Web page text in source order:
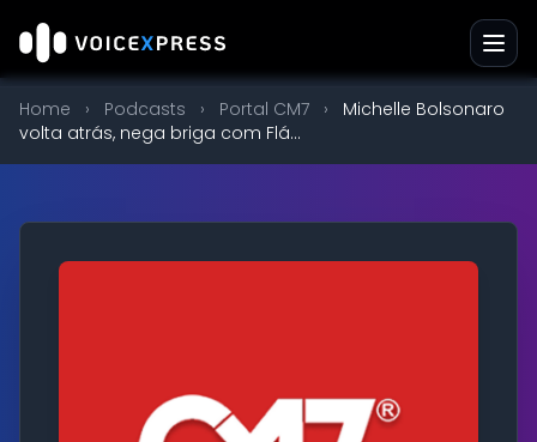
Home › Podcasts › Portal CM7 ›
Michelle Bolsonaro
volta atrás, nega briga com Flá...